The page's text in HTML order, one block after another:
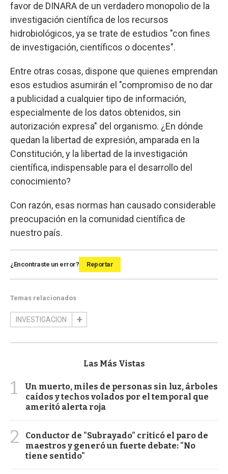
favor de DINARA de un verdadero monopolio de la
investigación científica de los recursos
hidrobiológicos, ya se trate de estudios "con fines
de investigación, científicos o docentes".
Entre otras cosas, dispone que quienes emprendan
esos estudios asumirán el "compromiso de no dar
a publicidad a cualquier tipo de información,
especialmente de los datos obtenidos, sin
autorización expresa" del organismo. ¿En dónde
quedan la libertad de expresión, amparada en la
Constitución, y la libertad de la investigación
científica, indispensable para el desarrollo del
conocimiento?
Con razón, esas normas han causado considerable
preocupación en la comunidad científica de
nuestro país.
¿Encontraste un error? Reportar
Temas relacionados
INVESTIGACION
Las Más Vistas
1
Un muerto, miles de personas sin luz, árboles
caídos y techos volados por el temporal que
ameritó alerta roja
2
Conductor de "Subrayado" criticó el paro de
maestros y generó un fuerte debate: "No
tiene sentido"